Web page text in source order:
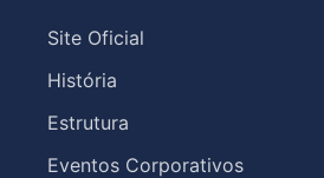
Site Oficial
História
Estrutura
Eventos Corporativos